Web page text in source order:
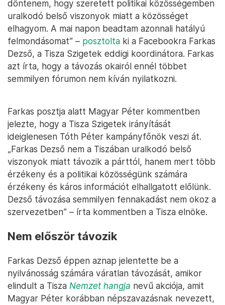
döntenem, hogy szeretett politikai közösségemben
uralkodó belső viszonyok miatt a közösséget
elhagyom. A mai napon beadtam azonnali hatályú
felmondásomat” – posztolta ki a Facebookra Farkas
Dezső, a Tisza Szigetek eddigi koordinátora. Farkas
azt írta, hogy a távozás okairól ennél többet
semmilyen fórumon nem kíván nyilatkozni.
Farkas posztja alatt Magyar Péter kommentben
jelezte, hogy a Tisza Szigetek irányítását
ideiglenesen Tóth Péter kampányfőnök veszi át.
„Farkas Dezső nem a Tiszában uralkodó belső
viszonyok miatt távozik a párttól, hanem mert több
érzékeny és a politikai közösségünk számára
érzékeny és káros információt elhallgatott előlünk.
Dezső távozása semmilyen fennakadást nem okoz a
szervezetben” – írta kommentben a Tisza elnöke.
Nem először távozik
Farkas Dezső éppen aznap jelentette be a
nyilvánosság számára váratlan távozását, amikor
elindult a Tisza Nemzet hangja nevű akciója, amit
Magyar Péter korábban népszavazásnak nevezett,